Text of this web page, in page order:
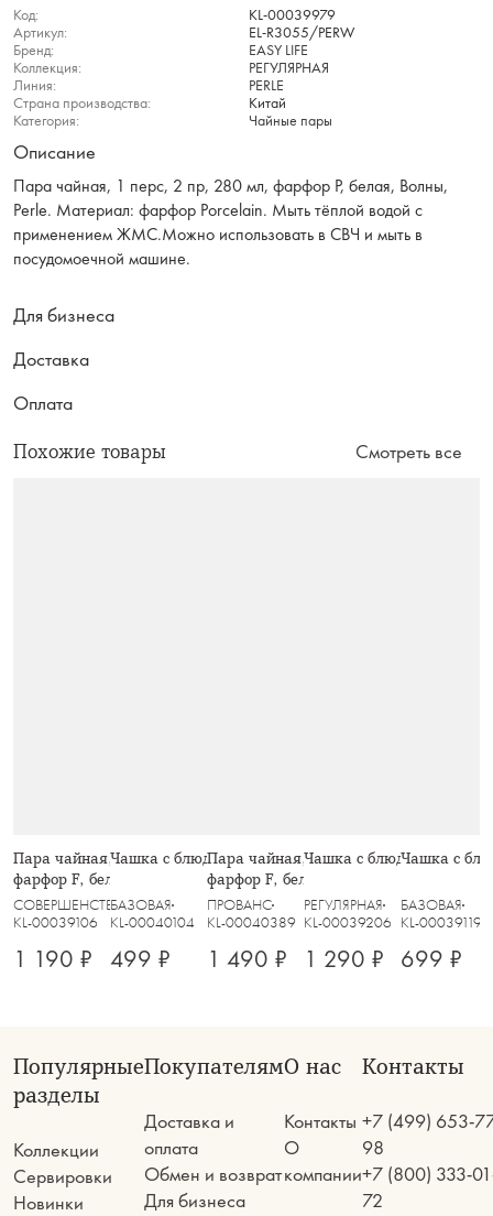
Код:
KL-00039979
Артикул:
EL-R3055/PERW
Бренд:
EASY LIFE
Коллекция:
РЕГУЛЯРНАЯ
Линия:
PERLE
Страна производства:
Китай
Категория:
Чайные пары
Описание
Пара чайная, 1 перс, 2 пр, 280 мл, фарфор P, белая, Волны,
Perle. Материал: фарфор Рorcelain. Мыть тёплой водой с
применением ЖМС.Можно использовать в СВЧ и мыть в
посудомоечной машине.
Для бизнеса
Доставка
Оплата
Похожие товары Смотреть все
Пара чайная, 1 перс, 2 пр, 250 мл,
фарфор F, белая, Lotus white
СОВЕРШЕНСТВО
KL-00039106
1 190 ₽
Чашка с блюдцем, 220 мл, Rock
БАЗОВАЯ
KL-00040104
499 ₽
Пара чайная, 1 перс, 2 пр, 250 мл,
фарфор F, белая, Цветы, Provence
ПРОВАНС
KL-00040389
1 490 ₽
Чашка с блюдцем, 250
РЕГУЛЯРНАЯ
KL-00039206
1 290 ₽
Чашка с
БАЗОВАЯ
KL-00039119
699 ₽
Популярные
разделы
Коллекции
Сервировки
Новинки
Покупателям
Доставка и
оплата
Обмен и возврат
Для бизнеса
О нас
Контакты
О
компании
Контакты
+7 (499) 653-
98
+7 (800) 333-
72